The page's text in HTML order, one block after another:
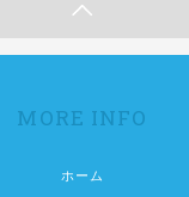
MORE INFO
ホーム